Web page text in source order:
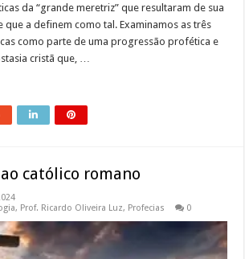
da “grande meretriz” que resultaram de sua
que a definem como tal. Examinamos as três
como parte de uma progressão profética e
cristã que, …
católico romano
, Prof. Ricardo Oliveira Luz, Profecias 0